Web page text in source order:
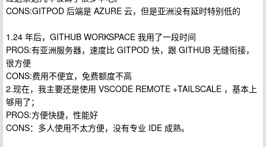
CONS:GITPOD 后端是 AZURE 云，但是亚洲没有延时特别低的
1.24 年后，GITHUB WORKSPACE 我用了一段时间
PROS:有亚洲服务器，速度比 GITPOD 快，跟 GITHUB 无缝衔接，
很方便
CONS:费用不便宜，免费额度不高
2.现在，我主要还是使用 VSCODE REMOTE +TAILSCALE ，基本上
够用了；
PROS:方便快捷，性能好
CONS：多人使用不太方便，没有专业 IDE 成熟。